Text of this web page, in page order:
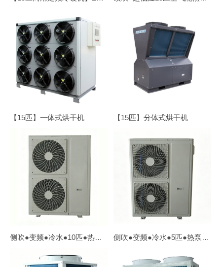
【15匹】一体式烘干机 【15匹】分体式烘干机
侧吹●变频●冷水●10匹●热泵【外贸OEM】 侧吹●变频●冷水●5匹●热泵【外贸OEM】